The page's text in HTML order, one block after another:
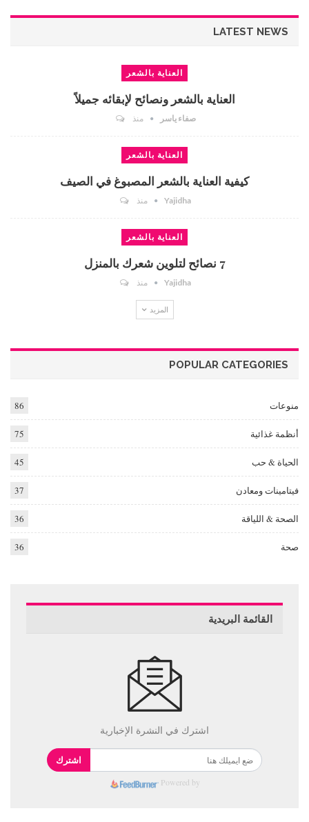
LATEST NEWS
العناية بالشعر
العناية بالشعر ونصائح لإبقائه جميلاً
صفاء ياسر منذ
العناية بالشعر
كيفية العناية بالشعر المصبوغ في الصيف
Yajidha منذ
العناية بالشعر
7 نصائح لتلوين شعرك بالمنزل
Yajidha منذ
المزيد
POPULAR CATEGORIES
منوعات 86
أنظمة غذائية 75
الحياة & حب 45
فيتامينات ومعادن 37
الصحة & اللياقة 36
صحة 36
القائمة البريدية
اشترك في النشرة الإخبارية
اشترك
Powered by